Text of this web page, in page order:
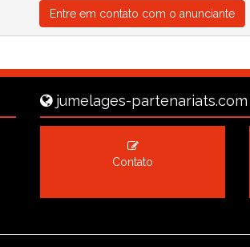
Entre em contato com o anunciante
jumelages-partenariats.com
Contato